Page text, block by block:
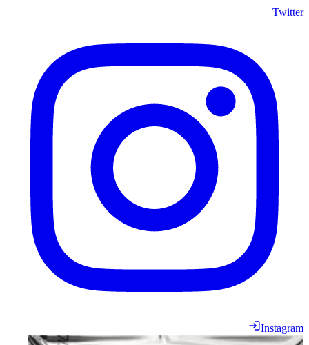
Twitter
Instagram